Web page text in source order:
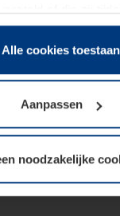
verzameld.
het recht om
vereist is.
uw toestemming
op elk moment bij
Alle cookies toestaan
Aanpassen
noodzakelijke